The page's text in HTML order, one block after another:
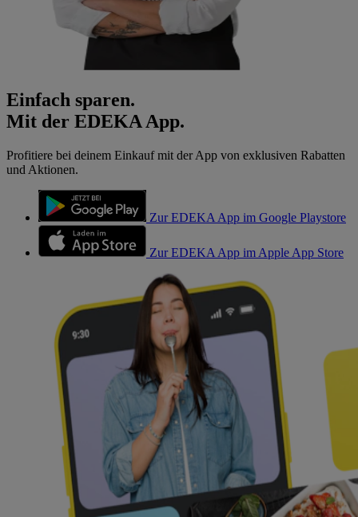
Einfach sparen.
Mit der EDEKA App.
Profitiere bei deinem Einkauf mit der App von exklusiven Rabatten
und Aktionen.
Zur EDEKA App im Google Playstore
Zur EDEKA App im Apple App Store